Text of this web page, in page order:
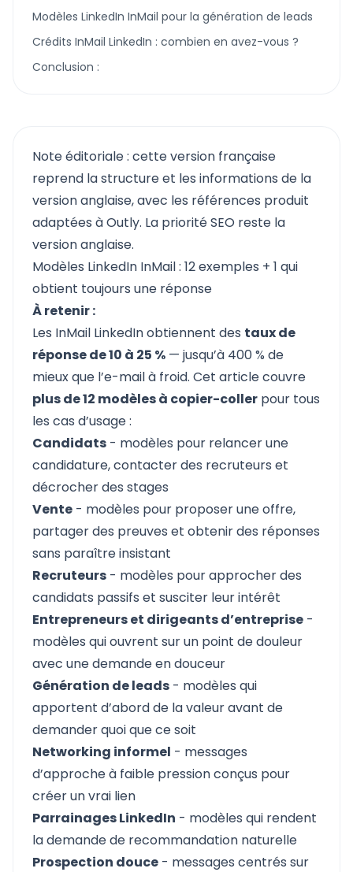
Modèles LinkedIn InMail pour la génération de leads
Crédits InMail LinkedIn : combien en avez-vous ?
Conclusion :
Note éditoriale : cette version française
reprend la structure et les informations de la
version anglaise, avec les références produit
adaptées à Outly. La priorité SEO reste la
version anglaise.
Modèles LinkedIn InMail : 12 exemples + 1 qui
obtient toujours une réponse
À retenir :
Les InMail LinkedIn obtiennent des taux de
réponse de 10 à 25 % — jusqu’à 400 % de
mieux que l’e-mail à froid. Cet article couvre
plus de 12 modèles à copier-coller pour tous
les cas d’usage :
Candidats - modèles pour relancer une
candidature, contacter des recruteurs et
décrocher des stages
Vente - modèles pour proposer une offre,
partager des preuves et obtenir des réponses
sans paraître insistant
Recruteurs - modèles pour approcher des
candidats passifs et susciter leur intérêt
Entrepreneurs et dirigeants d’entreprise -
modèles qui ouvrent sur un point de douleur
avec une demande en douceur
Génération de leads - modèles qui
apportent d’abord de la valeur avant de
demander quoi que ce soit
Networking informel - messages
d’approche à faible pression conçus pour
créer un vrai lien
Parrainages LinkedIn - modèles qui rendent
la demande de recommandation naturelle
Prospection douce - messages centrés sur